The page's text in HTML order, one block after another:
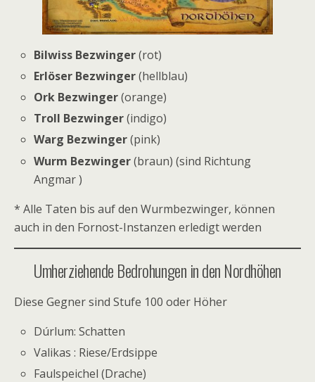
Bilwiss Bezwinger(rot)
Erlöser Bezwinger(hellblau)
Ork Bezwinger(orange)
Troll Bezwinger(indigo)
Warg Bezwinger(pink)
Wurm Bezwinger(braun) (sind Richtung
Angmar )
* Alle Taten bis auf den Wurmbezwinger, können
auch in den Fornost-Instanzen erledigt werden
Umherziehende Bedrohungen in den Nordhöhen
Diese Gegner sind Stufe 100 oder Höher
Dúrlum: Schatten
Valikas : Riese/Erdsippe
Faulspeichel (Drache)